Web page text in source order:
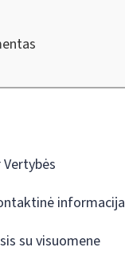
informacija
su visuomene